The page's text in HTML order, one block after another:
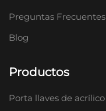
Preguntas Frecuentes
Blog
Productos
Porta llaves de acrílico